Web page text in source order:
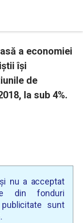
a economiei
își
de
la sub 4%.
nu a acceptat
din fonduri
sunt